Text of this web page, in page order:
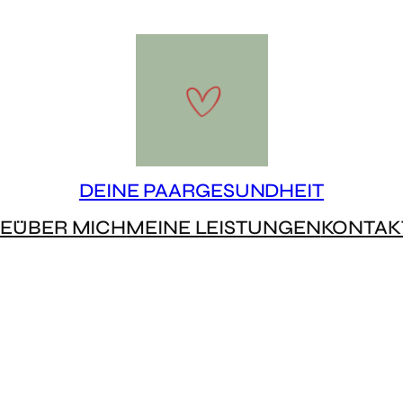
DEINE PAARGESUNDHEIT
ÜBER MICHMEINE LEISTUNGEN